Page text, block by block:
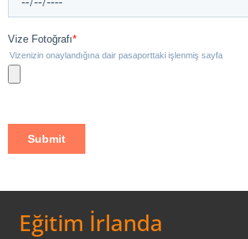
Eğitim İrlanda